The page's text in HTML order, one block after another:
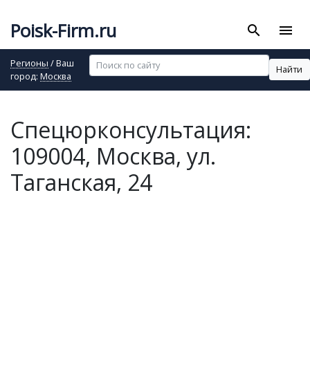
Poisk-Firm.ru search menu
Регионы / Ваш
город: Москва
Найти
Спецюрконсультация:
109004, Москва, ул.
Таганская, 24